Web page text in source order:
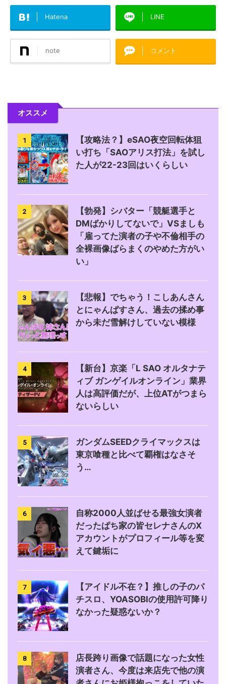
Hatena LINE
note コメント
オススメ
1
【攻略法？】eSAO夜空回転体狙
い打ち「SAOアリス打法」を試し
た人が22-23回はいくらしい
2
【勃発】シバター「競艇選手と
DMばかりしてないで」VSましも
「雇ってた演者の子や不倫相手の
全裸画像ばらまくのやめた方がい
い」
3
【悲報】でちゃう！こしあんさん
とにゃんぱすさん、過去の揉め事
から未だ雪解けしていない模様
4
【新台】京楽「L SAO オルタナテ
ィブ ガンゲイルオンライン」業界
人は高評価だが、上位ATがつまら
ないらしい
5
ガンダムSEEDクライマックスは
東京喰種と比べて覇権はなさそ
う…
6
自称2000人並ばせる最強女演者
だったぱち家の皆セレナさんのX
アカウントがプロフィール等を変
えて鍵垢に
7
【アイドル不在？】推しの子のパ
チスロ、YOASOBIの使用許可降り
なかった疑惑ないか？
8
店長跨り画像で話題になった女性
演者さん、今度は来店先で他の演